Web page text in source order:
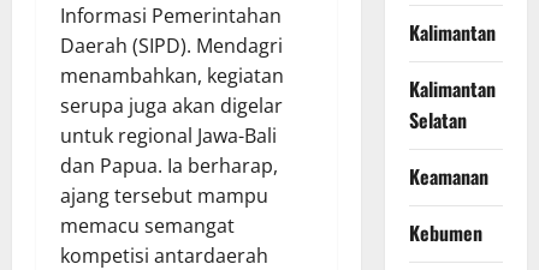
Informasi Pemerintahan
Daerah (SIPD). Mendagri
menambahkan, kegiatan
serupa juga akan digelar
untuk regional Jawa-Bali
dan Papua. Ia berharap,
ajang tersebut mampu
memacu semangat
kompetisi antardaerah
Kalimantan
Kalimantan
Selatan
Keamanan
Kebumen